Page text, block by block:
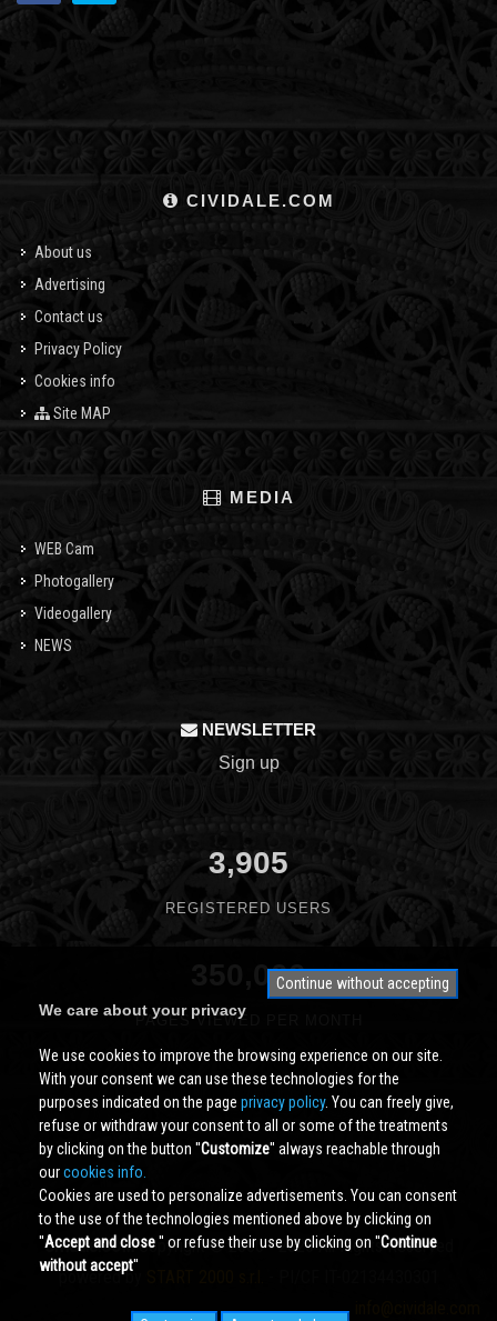
CIVIDALE.COM
About us
Advertising
Contact us
Privacy Policy
Cookies info
Site MAP
MEDIA
WEB Cam
Photogallery
Videogallery
NEWS
NEWSLETTER
Sign up
3,905
REGISTERED USERS
350,000
PAGES VIEWED PER MONTH
Cividale.COMCopyright © 2000 - 2026 All Rights Reserved
powered by
Continue without accepting
We care about your privacy
We use cookies to improve the browsing experience on our site.
With your consent we can use these technologies for the
purposes indicated on the page privacy policy. You can freely give,
refuse or withdraw your consent to all or some of the treatments
by clicking on the button ''Customize'' always reachable through
ourcookies info.
Cookies are used to personalize advertisements. You can consent
to the use of the technologies mentioned above by clicking on
''Accept and close'' or refuse their use by clicking on ''Continue
without accept''